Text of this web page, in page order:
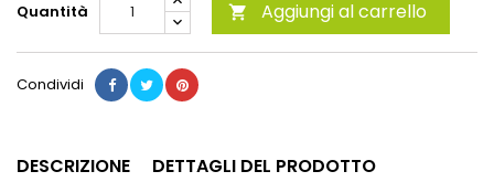
Quantità  Aggiungi al carrello
Condividi
DESCRIZIONE
DETTAGLI DEL PRODOTTO